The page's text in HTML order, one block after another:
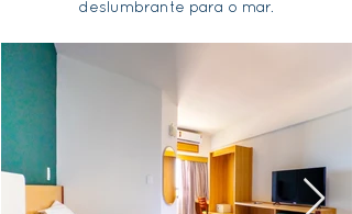
deslumbrante para o mar.